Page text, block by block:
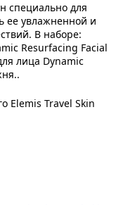
специально для
ее увлажненной и
В наборе:
Resurfacing Facial
лица Dynamic
Elemis Travel Skin